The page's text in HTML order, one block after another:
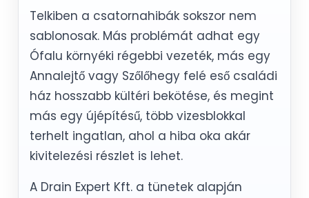
Telkiben a csatornahibák sokszor nem
sablonosak. Más problémát adhat egy
Ófalu környéki régebbi vezeték, más egy
Annalejtő vagy Szőlőhegy felé eső családi
ház hosszabb kültéri bekötése, és megint
más egy újépítésű, több vizesblokkal
terhelt ingatlan, ahol a hiba oka akár
kivitelezési részlet is lehet.
A Drain Expert Kft. a tünetek alapján